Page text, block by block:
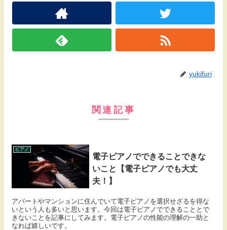
yukifuri
関連記事
ピアノ
電子ピアノでできることできな
いこと【電子ピアノでも大丈
夫！】
アパートやマンションに住んでいて電子ピアノを選択せざるを得な
いという人も多いと思います。今回は電子ピアノでできることとで
きないことを記事にしてみます。電子ピアノの性能の理解の一助と
なれば嬉しいです。